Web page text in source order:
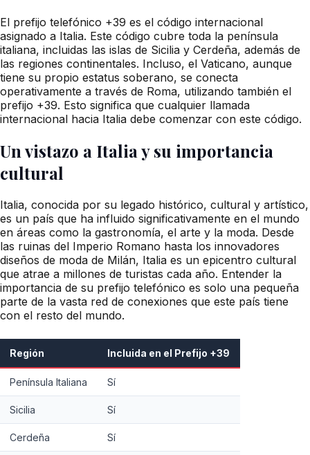
El prefijo telefónico +39 es el código internacional
asignado a Italia. Este código cubre toda la península
italiana, incluidas las islas de Sicilia y Cerdeña, además de
las regiones continentales. Incluso, el Vaticano, aunque
tiene su propio estatus soberano, se conecta
operativamente a través de Roma, utilizando también el
prefijo +39. Esto significa que cualquier llamada
internacional hacia Italia debe comenzar con este código.
Un vistazo a Italia y su importancia
cultural
Italia, conocida por su legado histórico, cultural y artístico,
es un país que ha influido significativamente en el mundo
en áreas como la gastronomía, el arte y la moda. Desde
las ruinas del Imperio Romano hasta los innovadores
diseños de moda de Milán, Italia es un epicentro cultural
que atrae a millones de turistas cada año. Entender la
importancia de su prefijo telefónico es solo una pequeña
parte de la vasta red de conexiones que este país tiene
con el resto del mundo.
Región Incluida en el Prefijo +39
Península Italiana Sí
Sicilia Sí
Cerdeña Sí